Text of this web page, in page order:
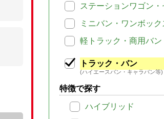
ステーションワゴン・
ミニバン・ワンボック
軽トラック・商用バン
トラック・バン
(ハイエースバン・キャラバン等)
特徴で探す
ハイブリッド